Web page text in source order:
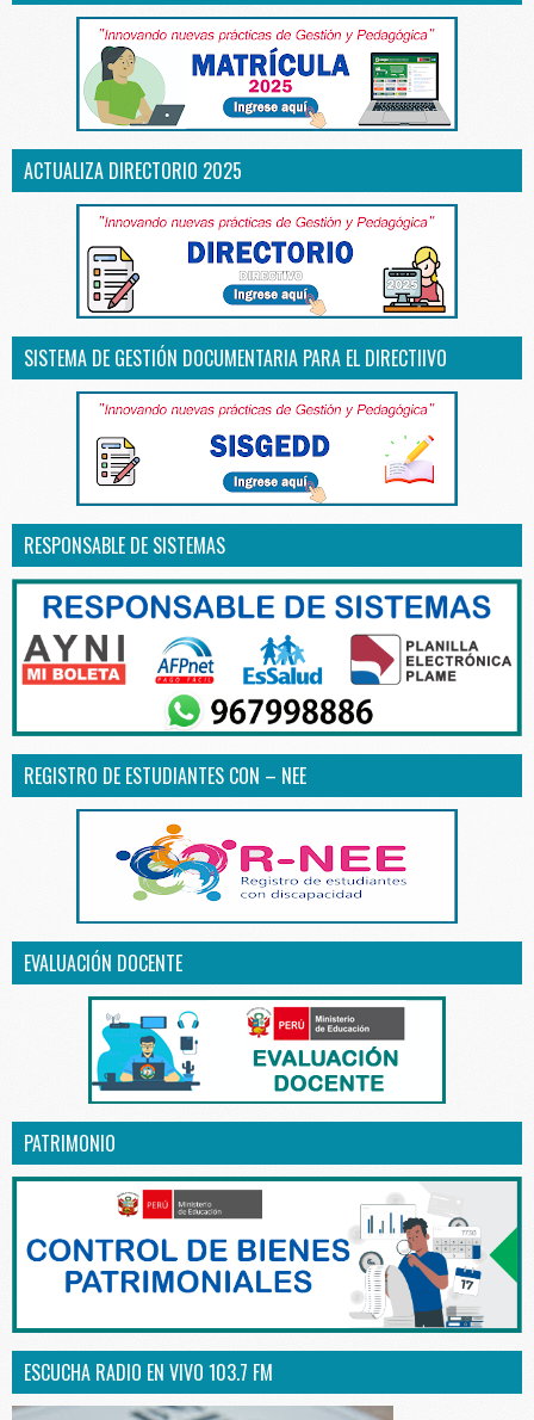
ACTUALIZA DIRECTORIO 2025
SISTEMA DE GESTIÓN DOCUMENTARIA PARA EL DIRECTIIVO
RESPONSABLE DE SISTEMAS
REGISTRO DE ESTUDIANTES CON – NEE
EVALUACIÓN DOCENTE
PATRIMONIO
ESCUCHA RADIO EN VIVO 103.7 FM